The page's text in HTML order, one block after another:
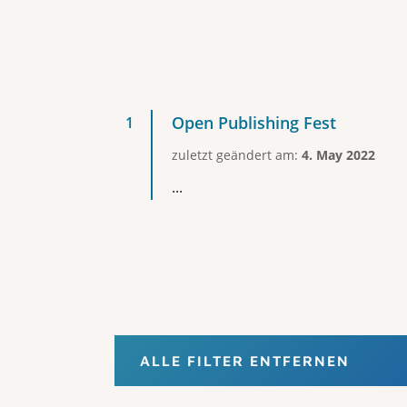
Open Publishing Fest
zuletzt geändert am: 4. May 2022
...
ALLE FILTER ENTFERNEN